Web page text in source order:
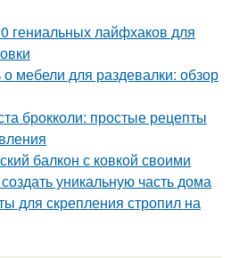
гениальных лайфхаков для
о мебели для раздевалки: обзор
брокколи: простые рецепты
балкон с ковкой своими
уникальную часть дома
для скрепления стропил на